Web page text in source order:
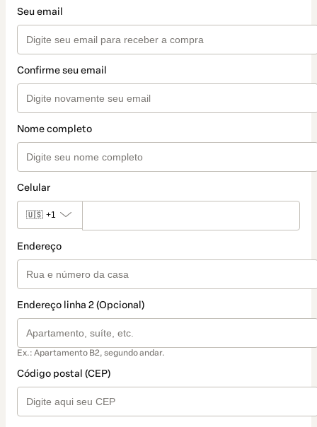
Seu email
Confirme seu email
Nome completo
Celular
🇺🇸 +1
Endereço
Endereço linha 2 (Opcional)
Ex.: Apartamento B2, segundo andar.
Código postal (CEP)